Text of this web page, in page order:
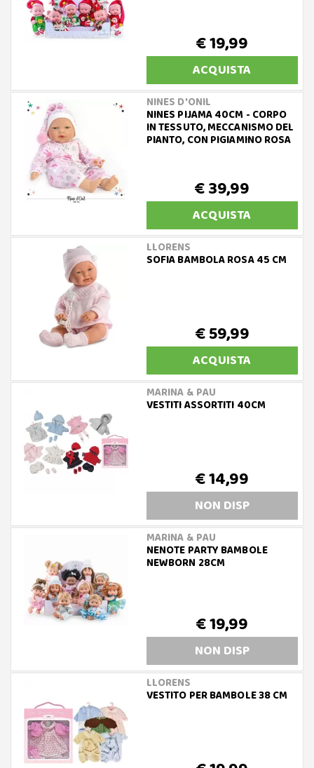
€ 19,99
ACQUISTA
NINES D'ONIL
NINES PIJAMA 40CM - CORPO
IN TESSUTO, MECCANISMO DEL
PIANTO, CON PIGIAMINO ROSA
€ 39,99
ACQUISTA
LLORENS
SOFIA BAMBOLA ROSA 45 CM
€ 59,99
ACQUISTA
MARINA & PAU
VESTITI ASSORTITI 40CM
€ 14,99
NON DISP
MARINA & PAU
NENOTE PARTY BAMBOLE
NEWBORN 28CM
€ 19,99
NON DISP
LLORENS
VESTITO PER BAMBOLE 38 CM